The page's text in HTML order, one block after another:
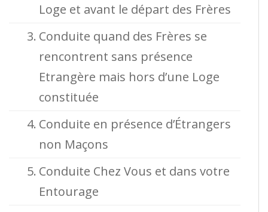
Loge et avant le départ des Frères
3. Conduite quand des Frères se
rencontrent sans présence
Etrangère mais hors d’une Loge
constituée
4. Conduite en présence d’Étrangers
non Maçons
5. Conduite Chez Vous et dans votre
Entourage